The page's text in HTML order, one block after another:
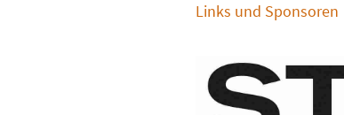
Links und Sponsoren